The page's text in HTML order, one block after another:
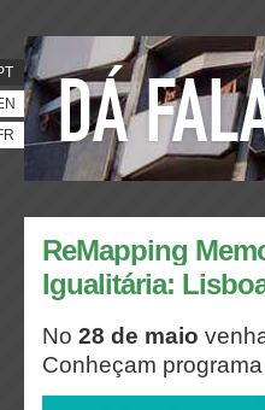
ReMapping
Igualitária:
No 28 de maio
Conheçam